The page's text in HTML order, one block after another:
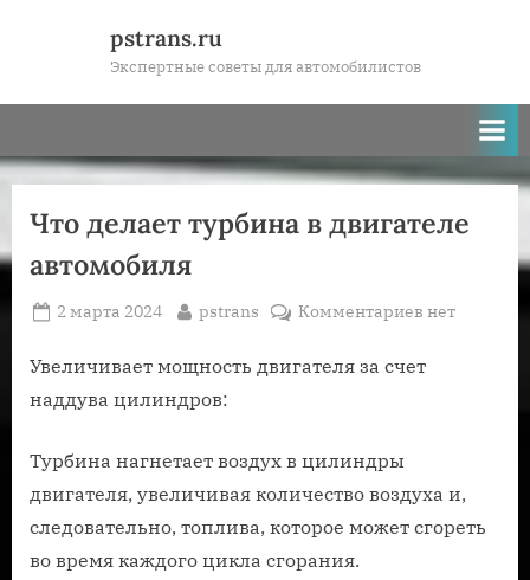
pstrans.ru
Экспертные советы для автомобилистов
Что делает турбина в двигателе
автомобиля
Posted
2 марта 2024 By
pstrans Комментариевк
Что
автомобиля
нет
Увеличивает мощность двигателя за счет
наддува цилиндров:
Турбина нагнетает воздух в цилиндры
двигателя, увеличивая количество воздуха и,
следовательно, топлива, которое может сгореть
во время каждого цикла сгорания.